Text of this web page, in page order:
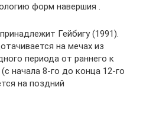
форм навершия .
Гейбигу (1991).
на мечах из
периода от раннего к
начала 8-го до конца 12-го
на поздний